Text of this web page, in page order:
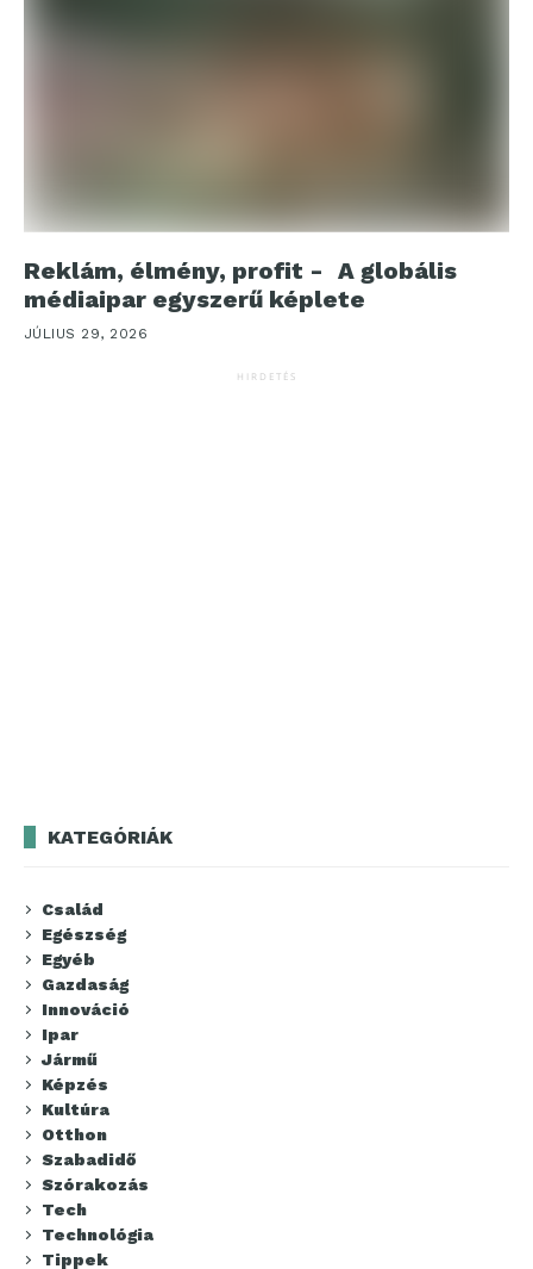
Reklám, élmény, profit - A globális
médiaipar egyszerű képlete
JÚLIUS 29, 2026
HIRDETÉS
KATEGÓRIÁK
Család
Egészség
Egyéb
Gazdaság
Innováció
Ipar
Jármű
Képzés
Kultúra
Otthon
Szabadidő
Szórakozás
Tech
Technológia
Tippek